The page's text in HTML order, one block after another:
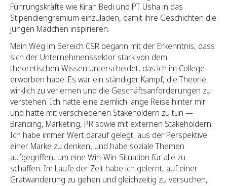
Führungskräfte wie Kiran Bedi und PT Usha in das
Stipendiengremium einzuladen, damit ihre Geschichten die
jungen Mädchen inspirieren.
Mein Weg im Bereich CSR begann mit der Erkenntnis, dass
sich der Unternehmenssektor stark von dem
theoretischen Wissen unterscheidet, das ich im College
erworben habe. Es war ein ständiger Kampf, die Theorie
wirklich zu verlernen und die Geschäftsanforderungen zu
verstehen. Ich hatte eine ziemlich lange Reise hinter mir
und hatte mit verschiedenen Stakeholdern zu tun —
Branding, Marketing, PR sowie mit externen Stakeholdern.
Ich habe immer Wert darauf gelegt, aus der Perspektive
einer Marke zu denken, und habe soziale Themen
aufgegriffen, um eine Win-Win-Situation für alle zu
schaffen. Im Laufe der Zeit habe ich gelernt, auf einer
Gratwanderung zu gehen und gleichzeitig zu versuchen,